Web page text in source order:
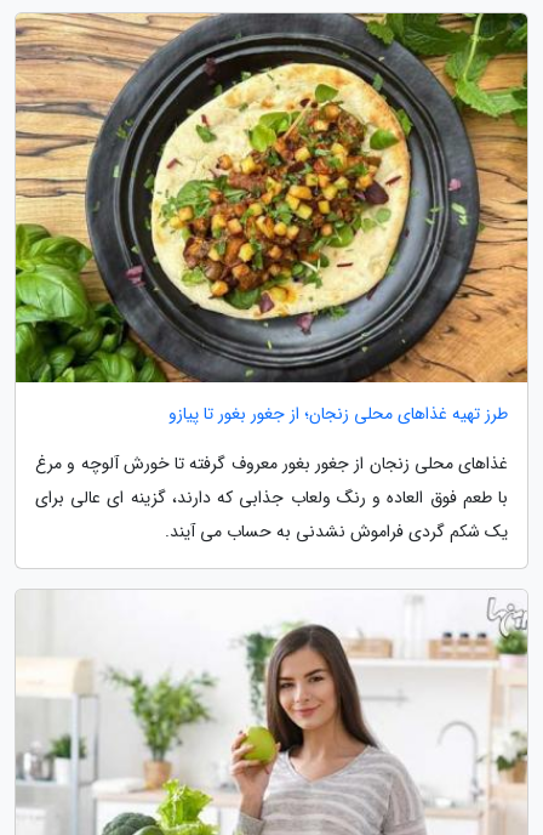
طرز تهیه غذاهای محلی زنجان؛ از جغور بغور تا پیازو
غذاهای محلی زنجان از جغور بغور معروف گرفته تا خورش آلوچه و مرغ
با طعم فوق العاده و رنگ ولعاب جذابی که دارند، گزینه ای عالی برای
یک شکم گردی فراموش نشدنی به حساب می آیند.